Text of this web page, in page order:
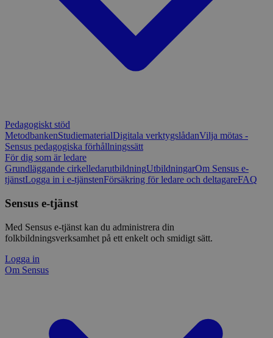
Pedagogiskt stöd
MetodbankenStudiematerialDigitala verktygslådanVilja mötas -
Sensus pedagogiska förhållningssätt
För dig som är ledare
Grundläggande cirkelledarutbildningUtbildningarOm Sensus e-
tjänstLogga in i e-tjänstenFörsäkring för ledare och deltagareFAQ
Sensus e-tjänst
Med Sensus e-tjänst kan du administrera din
folkbildningsverksamhet på ett enkelt och smidigt sätt.
Logga in
Om Sensus